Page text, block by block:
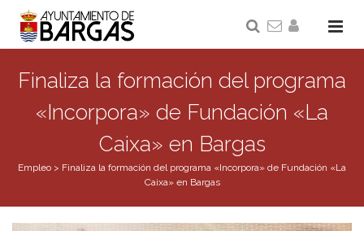
Finaliza la formación del programa
«Incorpora» de Fundación «La
Caixa» en Bargas
Empleo > Finaliza la formación del programa «Incorpora» de Fundación «La
Caixa» en Bargas